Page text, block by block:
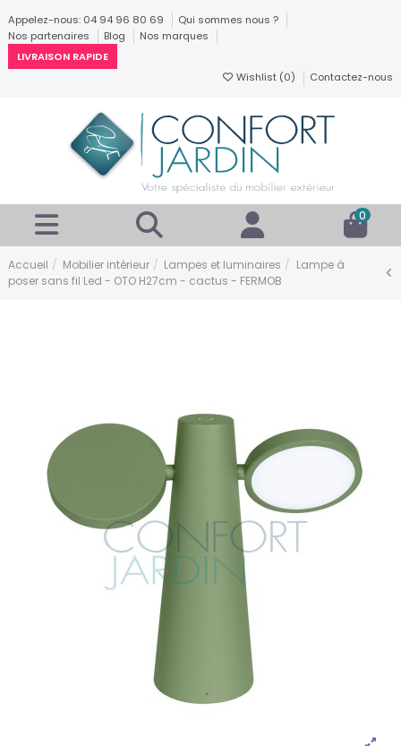
Appelez-nous: 04 94 96 80 69
Qui sommes nous ?
Nos partenaires
Blog
Nos marques
LIVRAISON RAPIDE
Wishlist (0) Contactez-nous
0
Accueil Mobilier intérieur Lampes et luminaires
Lampe à
poser sans fil Led - OTO H27cm - cactus - FERMOB